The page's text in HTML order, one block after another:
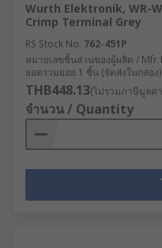
Wurth Elektronik, WR-
Crimp Terminal Grey
RS Stock No. 762-451P
หมายเลขชิ้นส่วนของผู้ผลิต / Mfr.
ยอดรวมย่อย 1 ชิ้น (จัดส่งในกล่อง)
THB448.13(ไม่รวมภาษีมูลค่
จำนวน / Quantity